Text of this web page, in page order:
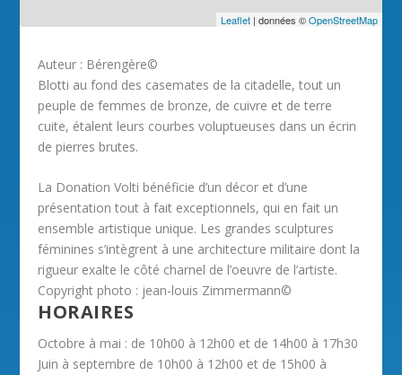
Leaflet| données ©OpenStreetMap
Auteur : Bérengère©
Blotti au fond des casemates de la citadelle, tout un
peuple de femmes de bronze, de cuivre et de terre
cuite, étalent leurs courbes voluptueuses dans un écrin
de pierres brutes.
La Donation Volti bénéficie d’un décor et d’une
présentation tout à fait exceptionnels, qui en fait un
ensemble artistique unique. Les grandes sculptures
féminines s’intègrent à une architecture militaire dont la
rigueur exalte le côté charnel de l’oeuvre de l’artiste.
Copyright photo : jean-louis Zimmermann©
HORAIRES
Octobre à mai : de 10h00 à 12h00 et de 14h00 à 17h30
Juin à septembre de 10h00 à 12h00 et de 15h00 à